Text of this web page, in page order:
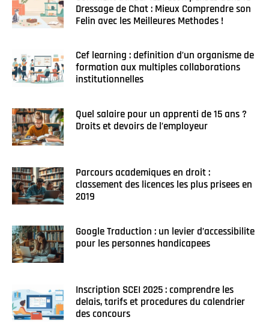
Dressage de Chat : Mieux Comprendre son
Felin avec les Meilleures Methodes !
Cef learning : definition d’un organisme de
formation aux multiples collaborations
institutionnelles
Quel salaire pour un apprenti de 15 ans ?
Droits et devoirs de l’employeur
Parcours academiques en droit :
classement des licences les plus prisees en
2019
Google Traduction : un levier d’accessibilite
pour les personnes handicapees
Inscription SCEI 2025 : comprendre les
delais, tarifs et procedures du calendrier
des concours